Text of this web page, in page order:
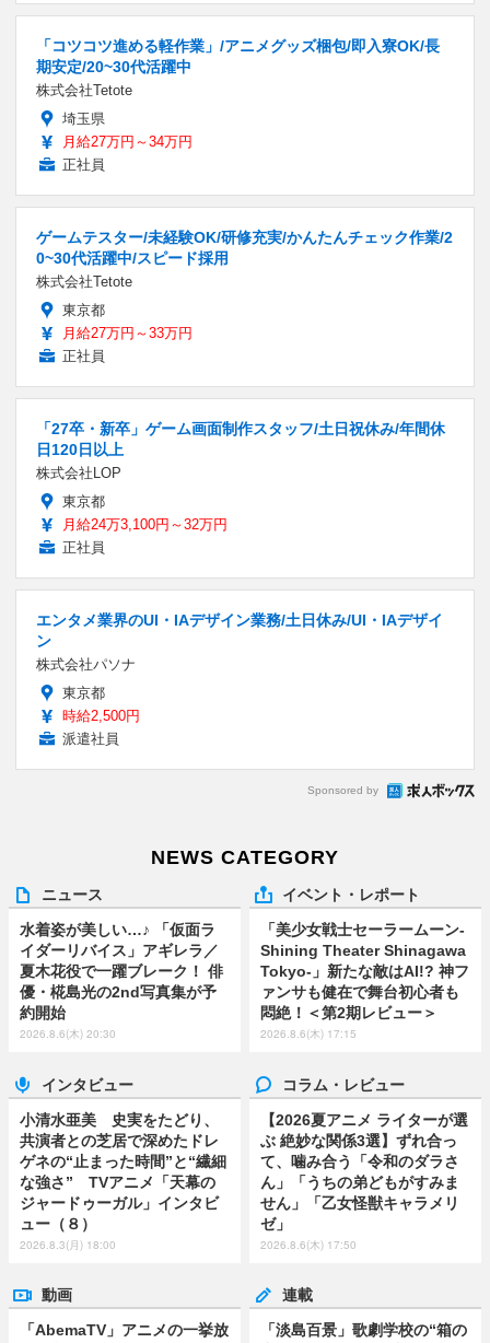
「コツコツ進める軽作業」/アニメグッズ梱包/即入寮OK/長
期安定/20~30代活躍中
株式会社Tetote
埼玉県
月給27万円～34万円
正社員
ゲームテスター/未経験OK/研修充実/かんたんチェック作業/2
0~30代活躍中/スピード採用
株式会社Tetote
東京都
月給27万円～33万円
正社員
「27卒・新卒」ゲーム画面制作スタッフ/土日祝休み/年間休
日120日以上
株式会社LOP
東京都
月給24万3,100円～32万円
正社員
エンタメ業界のUI・IAデザイン業務/土日休み/UI・IAデザイ
ン
株式会社パソナ
東京都
時給2,500円
派遣社員
Sponsored by
NEWS CATEGORY
ニュース
水着姿が美しい…♪ 「仮面ラ
イダーリバイス」アギレラ／
夏木花役で一躍ブレーク！ 俳
優・椛島光の2nd写真集が予
約開始
2026.8.6(木) 20:30
イベント・レポート
「美少女戦士セーラームーン-
Shining Theater Shinagawa
Tokyo-」新たな敵はAI!? 神フ
ァンサも健在で舞台初心者も
悶絶！＜第2期レビュー＞
2026.8.6(木) 17:15
インタビュー
小清水亜美 史実をたどり、
共演者との芝居で深めたドレ
ゲネの“止まった時間”と“繊細
な強さ” TVアニメ「天幕の
ジャードゥーガル」インタビ
ュー（８）
2026.8.3(月) 18:00
コラム・レビュー
【2026夏アニメ ライターが選
ぶ 絶妙な関係3選】ずれ合っ
て、噛み合う「令和のダラさ
ん」「うちの弟どもがすみま
せん」「乙女怪獣キャラメリ
ゼ」
2026.8.6(木) 17:50
動画
「AbemaTV」アニメの一挙放
連載
「淡島百景」歌劇学校の“箱の